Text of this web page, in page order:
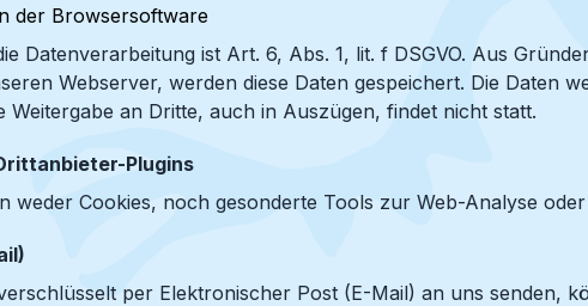
der Browsersoftware
Datenverarbeitung ist Art. 6, Abs. 1, lit. f DSGVO. Aus
Webserver, werden diese Daten gespeichert. Die Daten
Weitergabe an Dritte, auch in Auszügen, findet nicht statt.
Plugins
weder Cookies, noch gesonderte Tools zur Web-Analyse
per Elektronischer Post (E-Mail) an uns senden,